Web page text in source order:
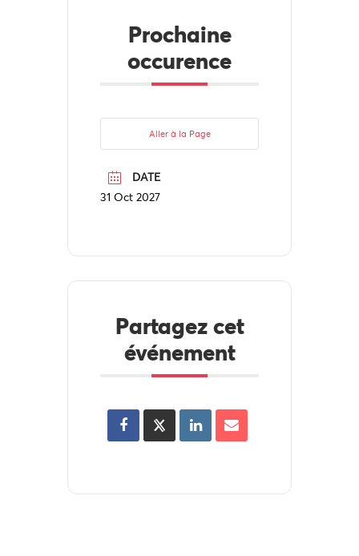
Prochaine
occurence
Aller à la Page
DATE
31 Oct 2027
Partagez cet
événement